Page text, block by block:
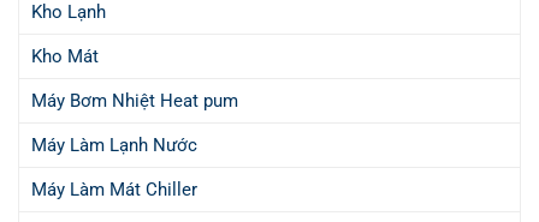
Kho Lạnh
Kho Mát
Máy Bơm Nhiệt Heat pum
Máy Làm Lạnh Nước
Máy Làm Mát Chiller